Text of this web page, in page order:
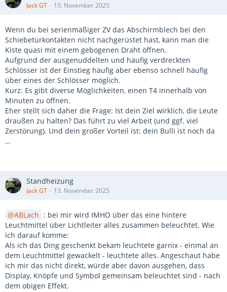
Jack GT 13. November 2025
Wenn du bei serienmäßiger ZV das Abschirmblech bei den
Schiebetürkontakten nicht nachgerüstet hast, kann man die
Kiste quasi mit einem gebogenen Draht öffnen.
Aufgrund der ausgenuddelten und häufig verdreckten
Schlösser ist der Einstieg häufig aber ebenso schnell häufig
über eines der Schlösser möglich.
Kurz: Es gibt diverse Möglichkeiten, einen T4 innerhalb von
Minuten zu öffnen.
Eher stellt sich daher die Frage: Ist dein Ziel wirklich, die Leute
draußen zu halten? Das führt zu viel Arbeit (und ggf. viel
Zerstörung). Und dein großer Vorteil ist: dein Bulli ist noch da
…
Standheizung
Jack GT 13. November 2025
ABLach : bei mir wird IMHO über das eine hintere
Leuchtmittel über Lichtleiter alles zusammen beleuchtet. Wie
ich darauf komme:
Als ich das Ding geschenkt bekam leuchtete garnix - einmal an
dem Leuchtmittel gewackelt - leuchtete alles. Angeschaut habe
ich mir das nicht direkt, würde aber davon ausgehen, dass
Display, Knöpfe und Symbol gemeinsam beleuchtet sind - nach
dem obigen Effekt.